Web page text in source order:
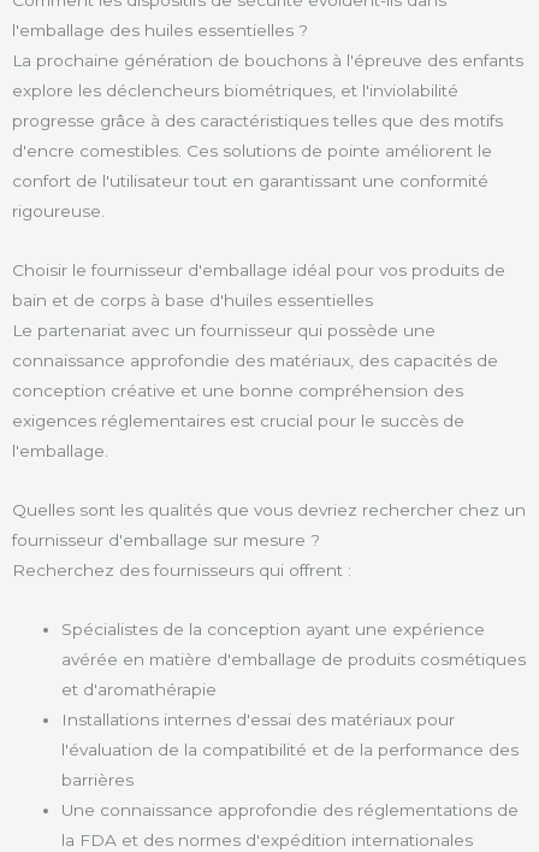
l'emballage des huiles essentielles ?
La prochaine génération de bouchons à l'épreuve des enfants
explore les déclencheurs biométriques, et l'inviolabilité
progresse grâce à des caractéristiques telles que des motifs
d'encre comestibles. Ces solutions de pointe améliorent le
confort de l'utilisateur tout en garantissant une conformité
rigoureuse.
Choisir le fournisseur d'emballage idéal pour vos produits de
bain et de corps à base d'huiles essentielles
Le partenariat avec un fournisseur qui possède une
connaissance approfondie des matériaux, des capacités de
conception créative et une bonne compréhension des
exigences réglementaires est crucial pour le succès de
l'emballage.
Quelles sont les qualités que vous devriez rechercher chez un
fournisseur d'emballage sur mesure ?
Recherchez des fournisseurs qui offrent :
Spécialistes de la conception ayant une expérience
avérée en matière d'emballage de produits cosmétiques
et d'aromathérapie
Installations internes d'essai des matériaux pour
l'évaluation de la compatibilité et de la performance des
barrières
Une connaissance approfondie des réglementations de
la FDA et des normes d'expédition internationales